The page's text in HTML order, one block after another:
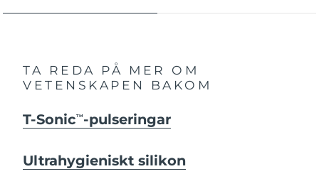
TA REDA PÅ MER OM
VETENSKAPEN BAKOM
T-SonicTM -pulseringar
Ultrahygieniskt silikon